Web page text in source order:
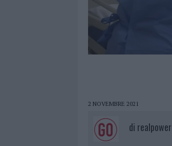
2 NOVEMBRE 2021
di realpower